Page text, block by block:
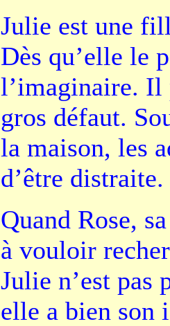
Julie est une
Dès qu’elle le
l’imaginaire. Il
gros défaut.
la maison, les
d’être distraite.
Quand Rose,
à vouloir
Julie n’est pas
elle a bien son